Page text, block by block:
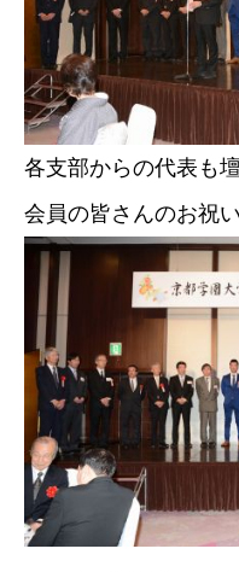
各支部からの代表も
会員の皆さんのお祝